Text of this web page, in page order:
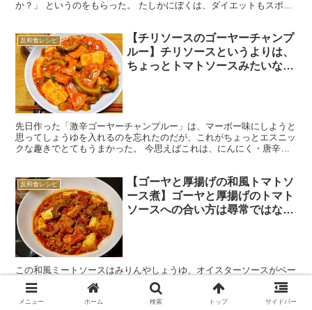
か？」 というのをもらった。 たしかにぼくは、ダイエットもスポー
反和食レシピ
【チリソースのゴーヤーチャンプ
ルー】チリソースというよりは、
ちょっとトマトソースみたいな味
先日作った「激辛ゴーヤーチャンプルー」は、マーボー味にしようと
思ってしょうゆを入れるのを忘れたのだが、これがちょっとエスニッ
クな趣きでとてもうまかった。 今思えばこれは、にんにく・唐辛子
反和食レシピ
【ゴーヤと厚揚げの和風トマトソ
ース煮】ゴーヤと厚揚げのトマト
ソースへの合い方は尋常ではな
この和風ミートソースはみりんやしょうゆ、オイスターソースがベー
スの味になっているから、厚揚げはとてもよく合う。というかむし
ろ、和風の煮物よりこちらのほうが、厚揚げには合うのではないかと
思うくらいだ。 この厚揚げに、ゴーヤを加えた「ゴーヤと厚...
メニュー ホーム 検索 トップ サイドバー